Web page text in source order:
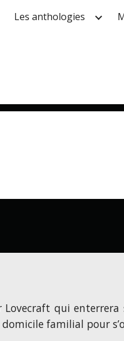
Les anthologies
qui enterrera
familial pour